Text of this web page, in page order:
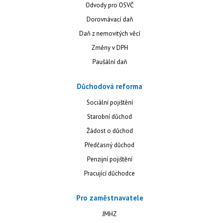
Odvody pro OSVČ
Dorovnávací daň
Daň z nemovitých věcí
Změny v DPH
Paušální daň
Důchodová reforma
Sociální pojištění
Starobní důchod
Žádost o důchod
Předčasný důchod
Penzijní pojištění
Pracující důchodce
Pro zaměstnavatele
JMHZ